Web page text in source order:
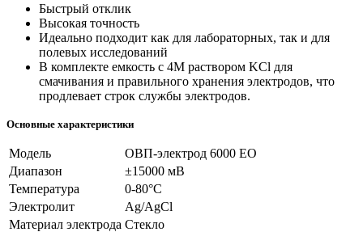
Быстрый отклик
Высокая точность
Идеально подходит как для лабораторных, так и для
полевых исследований
В комплекте емкость с 4М раствором KCl для
смачивания и правильного хранения электродов, что
продлевает строк службы электродов.
Основные характеристики
Модель ОВП-электрод 6000 ЕО
Диапазон
±15000 мВ
Температура
0-80°С
Электролит
Ag/AgCl
Материал электрода Стекло